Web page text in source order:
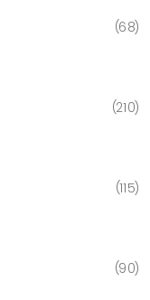
68
210
115
90